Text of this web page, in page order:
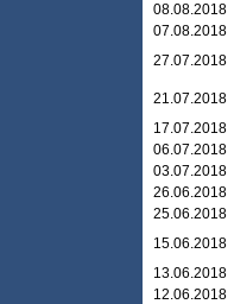
08.08.2018
07.08.2018
27.07.2018
21.07.2018
17.07.2018
06.07.2018
03.07.2018
26.06.2018
25.06.2018
15.06.2018
13.06.2018
12.06.2018